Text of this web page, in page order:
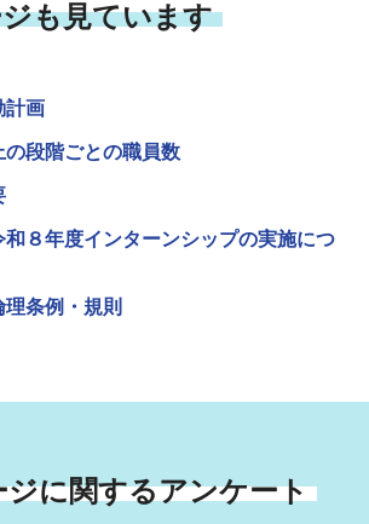
も見ています
計画
の段階ごとの職員数
和８年度インターンシップの実施につ
条例・規則
に関するアンケート